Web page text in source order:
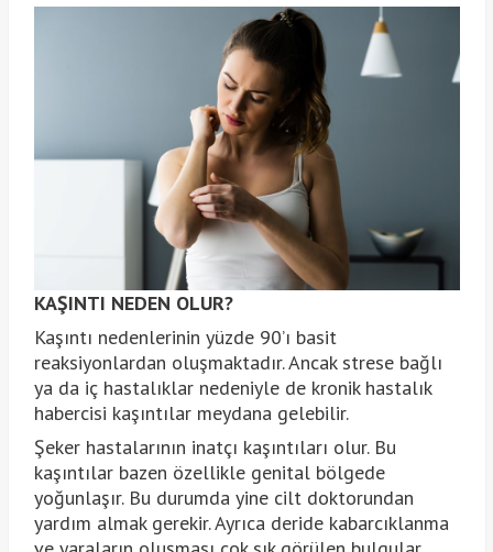
KAŞINTI NEDEN OLUR?
Kaşıntı nedenlerinin yüzde 90’ı basit
reaksiyonlardan oluşmaktadır. Ancak strese bağlı
ya da iç hastalıklar nedeniyle de kronik hastalık
habercisi kaşıntılar meydana gelebilir.
Şeker hastalarının inatçı kaşıntıları olur. Bu
kaşıntılar bazen özellikle genital bölgede
yoğunlaşır. Bu durumda yine cilt doktorundan
yardım almak gerekir. Ayrıca deride kabarcıklanma